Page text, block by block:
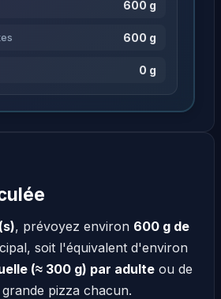
600 g
600 g
0 g
, prévoyez environ 600 g de
soit l'équivalent d'environ
(≈ 300 g) par adulte ou de
pizza chacun.